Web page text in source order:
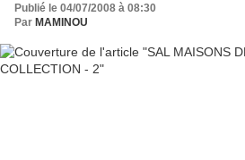
Publié le 04/07/2008 à 08:30
Par MAMINOU